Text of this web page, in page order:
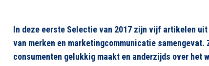
In deze eerste Selectie van 2017 zijn vijf artikelen
van merken en marketingcommunicatie
consumenten gelukkig maakt en anderzijds over het